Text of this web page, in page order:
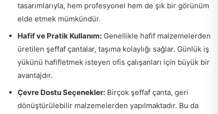
tasarımlarıyla, hem profesyonel hem de şık bir görünüm
elde etmek mümkündür.
Hafif ve Pratik Kullanım: Genellikle hafif malzemelerden
üretilen şeffaf çantalar, taşıma kolaylığı sağlar. Günlük iş
yükünü hafifletmek isteyen ofis çalışanları için büyük bir
avantajdır.
Çevre Dostu Seçenekler: Birçok şeffaf çanta, geri
dönüştürülebilir malzemelerden yapılmaktadır. Bu da